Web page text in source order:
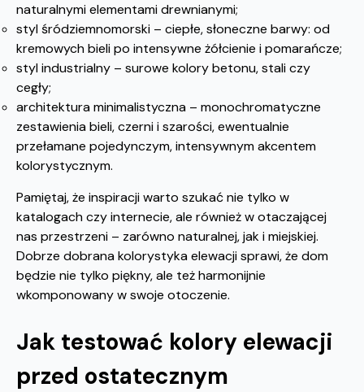
naturalnymi elementami drewnianymi;
styl śródziemnomorski – ciepłe, słoneczne barwy: od
kremowych bieli po intensywne żółcienie i pomarańcze;
styl industrialny – surowe kolory betonu, stali czy
cegły;
architektura minimalistyczna – monochromatyczne
zestawienia bieli, czerni i szarości, ewentualnie
przełamane pojedynczym, intensywnym akcentem
kolorystycznym.
Pamiętaj, że inspiracji warto szukać nie tylko w
katalogach czy internecie, ale również w otaczającej
nas przestrzeni – zarówno naturalnej, jak i miejskiej.
Dobrze dobrana kolorystyka elewacji sprawi, że dom
będzie nie tylko piękny, ale też harmonijnie
wkomponowany w swoje otoczenie.
Jak testować kolory elewacji
przed ostatecznym